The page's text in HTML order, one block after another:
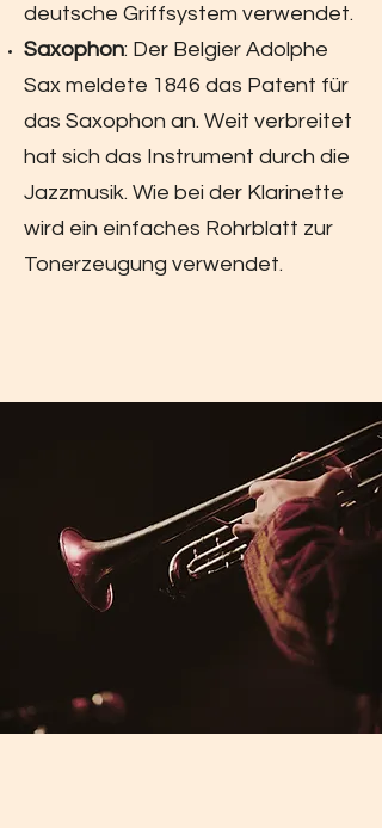
deutsche Griffsystem verwendet.
Saxophon: Der Belgier Adolphe
Sax meldete 1846 das Patent für
das Saxophon an. Weit verbreitet
hat sich das Instrument durch die
Jazzmusik. Wie bei der Klarinette
wird ein einfaches Rohrblatt zur
Tonerzeugung verwendet.